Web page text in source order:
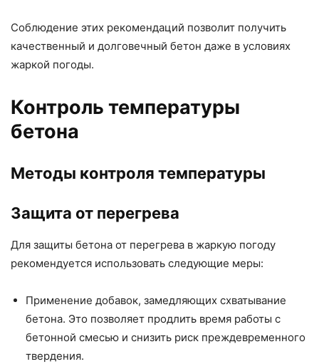
Соблюдение этих рекомендаций позволит получить
качественный и долговечный бетон даже в условиях
жаркой погоды.
Контроль температуры
бетона
Методы контроля температуры
Защита от перегрева
Для защиты бетона от перегрева в жаркую погоду
рекомендуется использовать следующие меры:
Применение добавок, замедляющих схватывание
бетона. Это позволяет продлить время работы с
бетонной смесью и снизить риск преждевременного
твердения.